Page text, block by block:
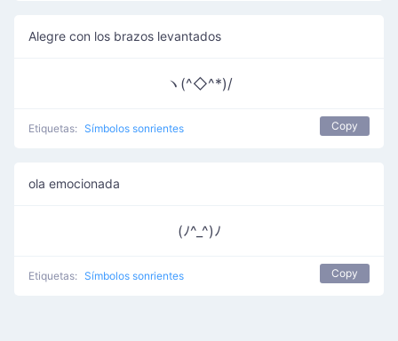
Alegre con los brazos levantados
ヽ(^◇^*)/
Etiquetas: Símbolos sonrientes Copy
ola emocionada
(ﾉ^_^)ﾉ
Etiquetas: Símbolos sonrientes Copy